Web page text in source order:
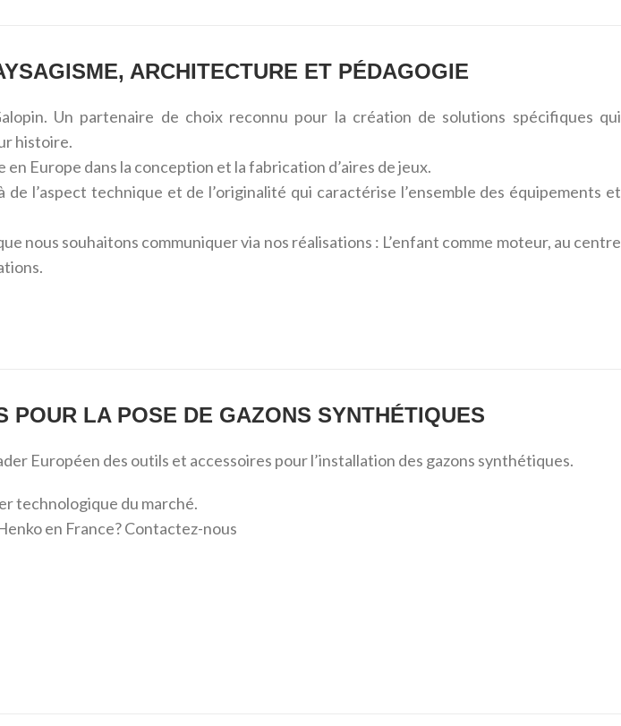
ARCHITECTURE ET PÉDAGOGIE
Un partenaire de choix reconnu pour la création de solutions spécifiques qui
histoire.
Europe dans la conception et la fabrication d’aires de jeux.
l’aspect technique et de l’originalité qui caractérise l’ensemble des équipements et
nous souhaitons communiquer via nos réalisations : L’enfant comme moteur, au centre
POUR LA POSE DE GAZONS SYNTHÉTIQUES
Européen des outils et accessoires pour l’installation des gazons synthétiques.
technologique du marché.
en France? Contactez-nous